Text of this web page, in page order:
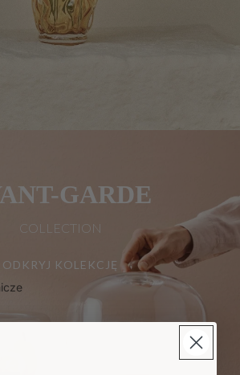
GARDE
COLLECTION
ODKRYJ KOLEKCJĘ